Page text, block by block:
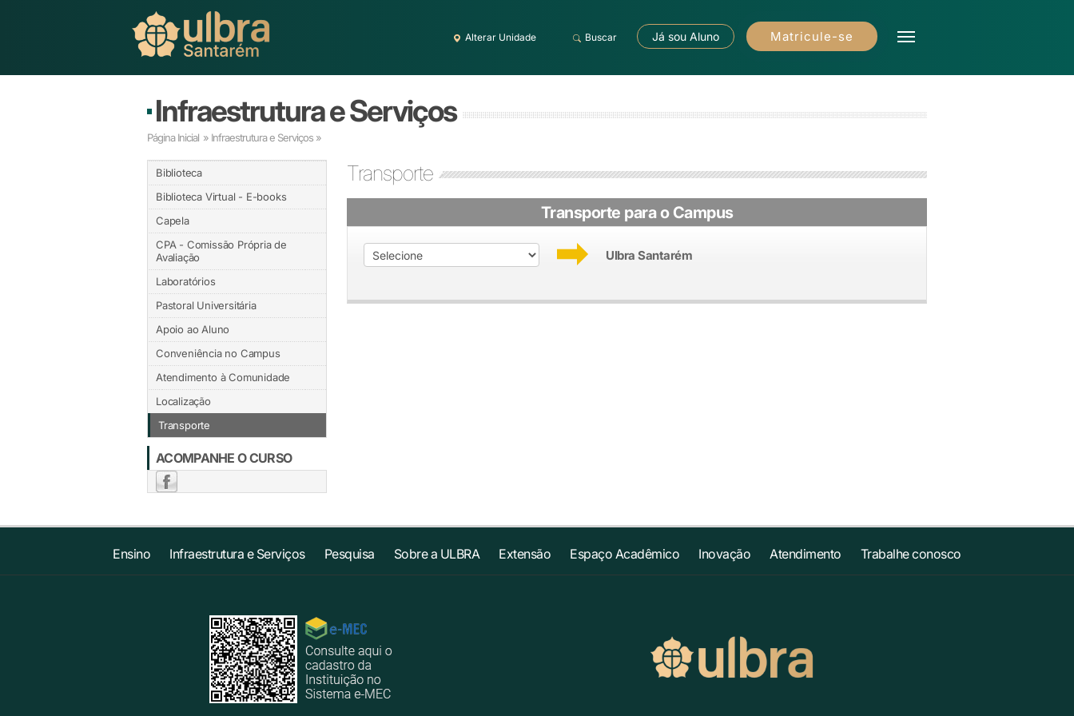
Alterar Unidade Buscar Já sou Aluno Matricule-se
Infraestrutura e Serviços
Página Inicial » Infraestrutura e Serviços »
Biblioteca
Biblioteca Virtual - E-books
Capela
CPA - Comissão Própria de
Avaliação
Laboratórios
Pastoral Universitária
Apoio ao Aluno
Conveniência no Campus
Atendimento à Comunidade
Localização
Transporte
ACOMPANHE O CURSO
Transporte
Transporte para o Campus
Ulbra Santarém
Ensino Infraestrutura e Serviços Pesquisa Sobre a ULBRA Extensão Espaço Acadêmico Inovação Atendimento Trabalhe conosco